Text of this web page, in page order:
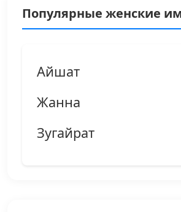
Популярные женские
Айшат
Жанна
Зугайрат